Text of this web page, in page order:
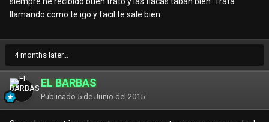
llamando como te igo y facil te sale bien.
4 months later...
EL BÁRBAS
Publicado 5 de Junio del 2015